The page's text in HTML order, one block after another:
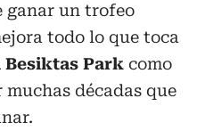
ganar un trofeo
todo lo que toca
Besiktas Park como
décadas que